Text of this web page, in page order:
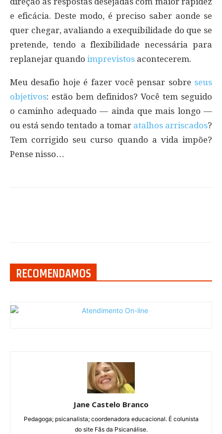
e eficácia. Deste modo, é preciso saber aonde se
quer chegar, avaliando a exequibilidade do que se
pretende, tendo a flexibilidade necessária para
replanejar quando imprevistos acontecerem.
Meu desafio hoje é fazer você pensar sobre seus
objetivos: estão bem definidos? Você tem seguido
o caminho adequado — ainda que mais longo —
ou está sendo tentado a tomar atalhos arriscados?
Tem corrigido seu curso quando a vida impõe?
Pense nisso…
RECOMENDAMOS
Jane Castelo Branco
Pedagoga; psicanalista; coordenadora educacional. É colunista
do site Fãs da Psicanálise.